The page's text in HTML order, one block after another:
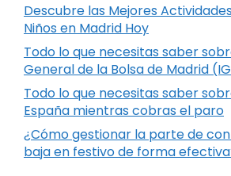
Descubre las Mejores
Niños en Madrid Hoy
Todo lo que necesitas saber
General de la Bolsa de Madrid
Todo lo que necesitas saber
España mientras cobras el paro
¿Cómo gestionar la parte de
baja en festivo de forma